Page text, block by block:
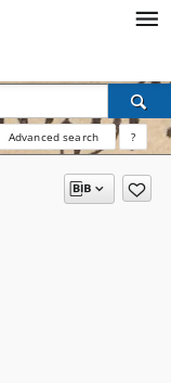
Advanced search ?